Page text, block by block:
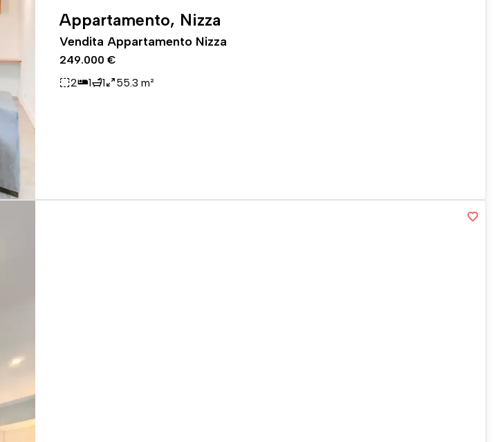
Appartamento, Nizza
Vendita Appartamento Nizza
249.000 €
2
1 1 55.3 m²